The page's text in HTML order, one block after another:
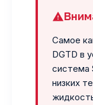
Самое
DGTD в
система
низких